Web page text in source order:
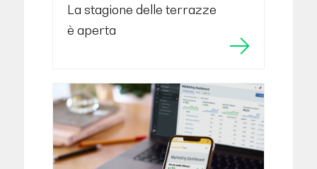
La stagione delle terrazze
è aperta